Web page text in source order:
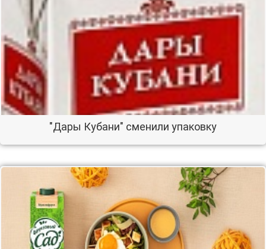
"Дары Кубани" сменили упаковку